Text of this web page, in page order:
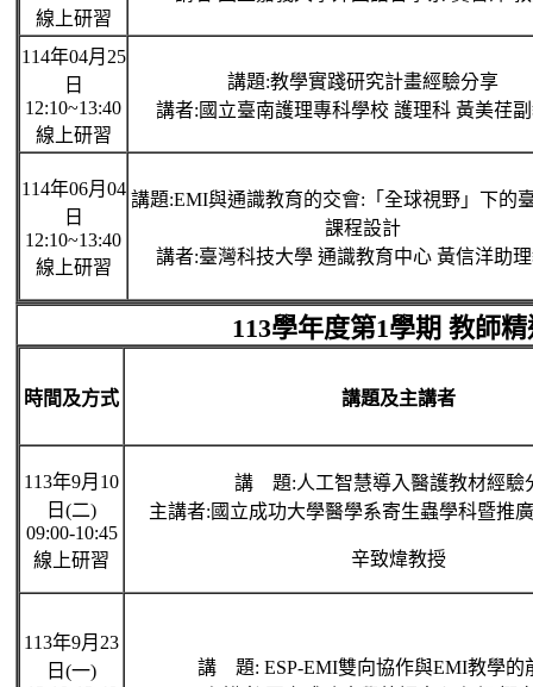
線上研習
114年04月25
日
12:10~13:40
線上研習
講題:教學實踐研究計畫經驗分享
講者:國立臺南護理專科學校 護理科 黃美荏
114年06月04
日
12:10~13:40
線上研習
講題:EMI與通識教育的交會:「全球視野」下的
課程設計
講者:臺灣科技大學 通識教育中心 黃信洋助
113學年度第1學期 教師
時間及方式 講題及主講者
113年9月10
日(二)
09:00-10:45
線上研習
講 題:人工智慧導入醫護教材經驗
主講者:國立成功大學醫學系寄生蟲學科暨推
辛致煒教授
113年9月23
日(一)
講 題: ESP-EMI雙向協作與EMI教學的